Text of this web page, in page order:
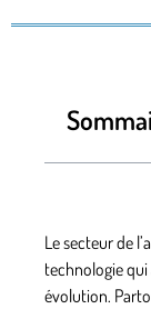
Le secteur de
technologie
évolution.